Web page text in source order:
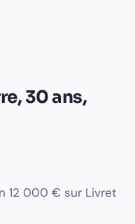
30 ans,
12 000 € sur Livret